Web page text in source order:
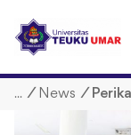
p
/ News /